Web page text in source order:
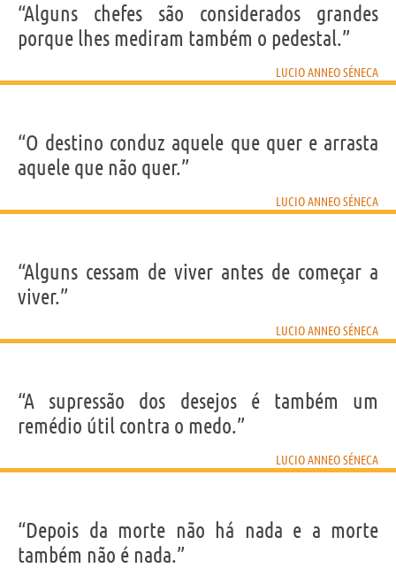
“Alguns chefes são considerados grandes
porque lhes mediram também o pedestal.”
LUCIO ANNEO SÉNECA
“O destino conduz aquele que quer e arrasta
aquele que não quer.”
LUCIO ANNEO SÉNECA
“Alguns cessam de viver antes de começar a
viver.”
LUCIO ANNEO SÉNECA
“A supressão dos desejos é também um
remédio útil contra o medo.”
LUCIO ANNEO SÉNECA
“Depois da morte não há nada e a morte
também não é nada.”